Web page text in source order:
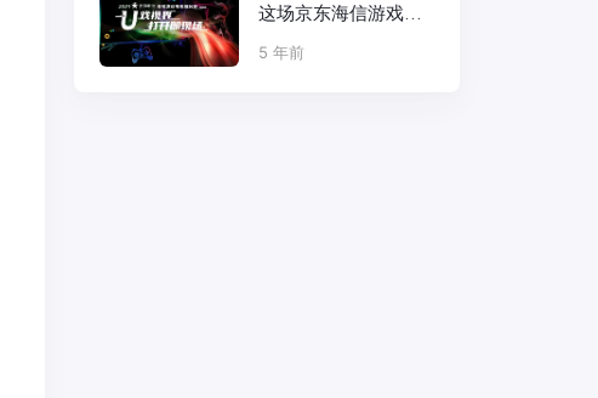
这场京东海信游戏电
视嗨玩趴玩得够爽
5 年前